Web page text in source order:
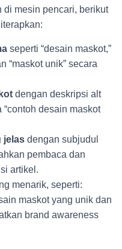
di mesin pencari, berikut
seperti “desain maskot,”
“maskot unik” secara
dengan deskripsi alt
desain maskot
jelas dengan subjudul
pembaca dan
artikel.
menarik, seperti:
maskot yang unik dan
brand awareness